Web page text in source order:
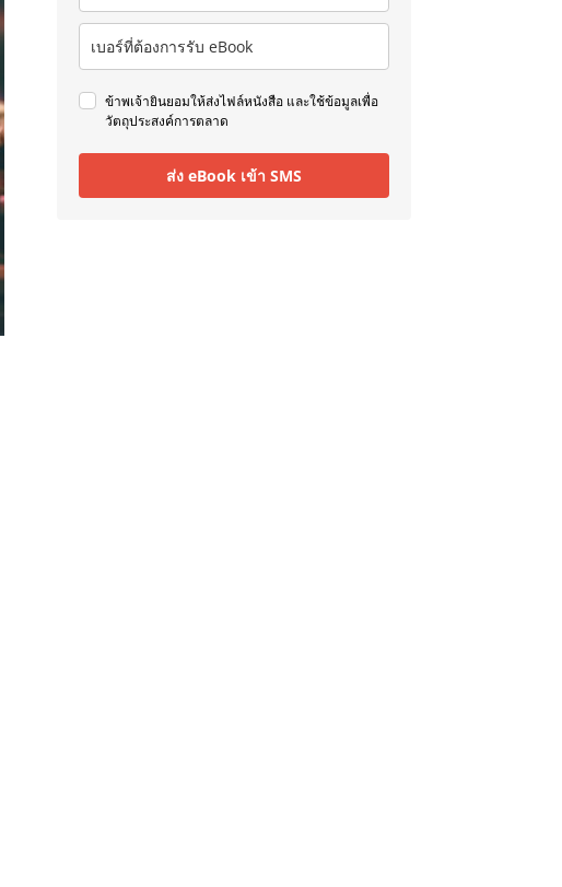
ข้าพเจ้ายินยอมให้ส่งไฟล์หนังสือ และใช้ข้อมูลเพื่อ
วัตถุประสงค์การตลาด
ส่ง eBook เข้า SMS